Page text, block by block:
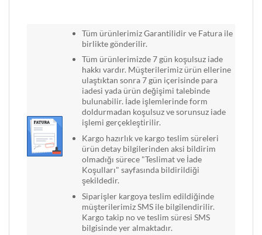
Tüm ürünlerimiz Garantilidir ve Fatura ile
birlikte gönderilir.
Tüm ürünlerimizde 7 gün koşulsuz iade
hakkı vardır. Müşterilerimiz ürün ellerine
ulaştıktan sonra 7 gün içerisinde para
iadesi yada ürün değişimi talebinde
bulunabilir. İade işlemlerinde form
doldurmadan koşulsuz ve sorunsuz iade
işlemi gerçekleştirilir.
Kargo hazırlık ve kargo teslim süreleri
ürün detay bilgilerinden aksi bildirim
olmadığı sürece "Teslimat ve İade
Koşulları" sayfasında bildirildiği
şekildedir.
Siparişler kargoya teslim edildiğinde
müşterilerimiz SMS ile bilgilendirilir.
Kargo takip no ve teslim süresi SMS
bilgisinde yer almaktadır.